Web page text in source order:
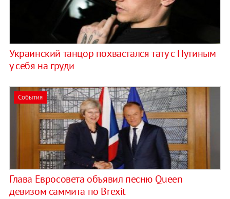
Украинский танцор похвастался тату с Путиным
у себя на груди
События
Глава Евросовета объявил песню Queen
девизом саммита по Brexit